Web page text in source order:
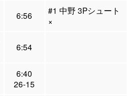
6:56
#1 中野 3Pシュート
×
6:54
6:40
26-15